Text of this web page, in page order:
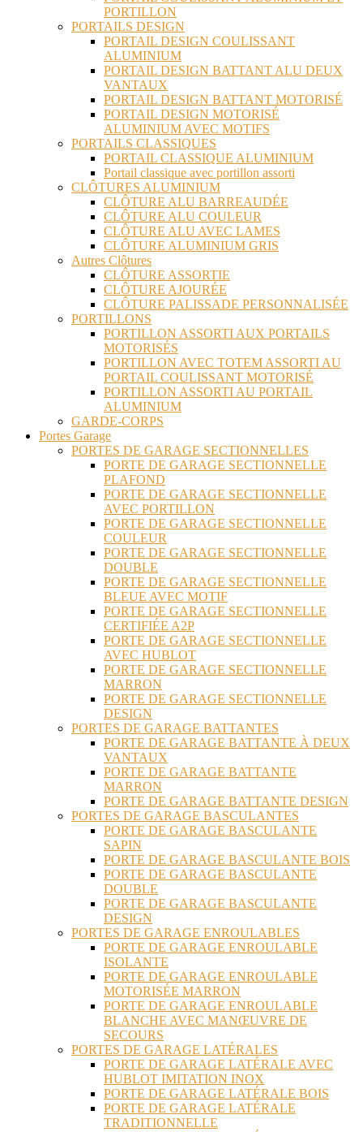
PORTILLON
PORTAILS DESIGN
PORTAIL DESIGN COULISSANT
ALUMINIUM
PORTAIL DESIGN BATTANT ALU DEUX
VANTAUX
PORTAIL DESIGN BATTANT MOTORISÉ
PORTAIL DESIGN MOTORISÉ
ALUMINIUM AVEC MOTIFS
PORTAILS CLASSIQUES
PORTAIL CLASSIQUE ALUMINIUM
Portail classique avec portillon assorti
CLÔTURES ALUMINIUM
CLÔTURE ALU BARREAUDÉE
CLÔTURE ALU COULEUR
CLÔTURE ALU AVEC LAMES
CLÔTURE ALUMINIUM GRIS
Autres Clôtures
CLÔTURE ASSORTIE
CLÔTURE AJOURÉE
CLÔTURE PALISSADE PERSONNALISÉE
PORTILLONS
PORTILLON ASSORTI AUX PORTAILS
MOTORISÉS
PORTILLON AVEC TOTEM ASSORTI AU
PORTAIL COULISSANT MOTORISÉ
PORTILLON ASSORTI AU PORTAIL
ALUMINIUM
GARDE-CORPS
Portes Garage
PORTES DE GARAGE SECTIONNELLES
PORTE DE GARAGE SECTIONNELLE
PLAFOND
PORTE DE GARAGE SECTIONNELLE
AVEC PORTILLON
PORTE DE GARAGE SECTIONNELLE
COULEUR
PORTE DE GARAGE SECTIONNELLE
DOUBLE
PORTE DE GARAGE SECTIONNELLE
BLEUE AVEC MOTIF
PORTE DE GARAGE SECTIONNELLE
CERTIFIÉE A2P
PORTE DE GARAGE SECTIONNELLE
AVEC HUBLOT
PORTE DE GARAGE SECTIONNELLE
MARRON
PORTE DE GARAGE SECTIONNELLE
DESIGN
PORTES DE GARAGE BATTANTES
PORTE DE GARAGE BATTANTE À DEUX
VANTAUX
PORTE DE GARAGE BATTANTE
MARRON
PORTE DE GARAGE BATTANTE DESIGN
PORTES DE GARAGE BASCULANTES
PORTE DE GARAGE BASCULANTE
SAPIN
PORTE DE GARAGE BASCULANTE BOIS
PORTE DE GARAGE BASCULANTE
DOUBLE
PORTE DE GARAGE BASCULANTE
DESIGN
PORTES DE GARAGE ENROULABLES
PORTE DE GARAGE ENROULABLE
ISOLANTE
PORTE DE GARAGE ENROULABLE
MOTORISÉE MARRON
PORTE DE GARAGE ENROULABLE
BLANCHE AVEC MANŒUVRE DE
SECOURS
PORTES DE GARAGE LATÉRALES
PORTE DE GARAGE LATÉRALE AVEC
HUBLOT IMITATION INOX
PORTE DE GARAGE LATÉRALE BOIS
PORTE DE GARAGE LATÉRALE
TRADITIONNELLE